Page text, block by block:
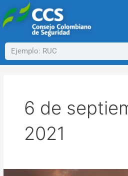
al
contenido
Buscar
6 de
2021